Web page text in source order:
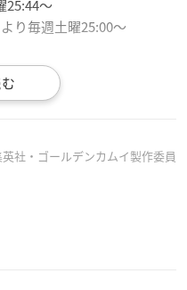
25:44～
り毎週土曜25:00～
社・ゴールデンカムイ製作委員